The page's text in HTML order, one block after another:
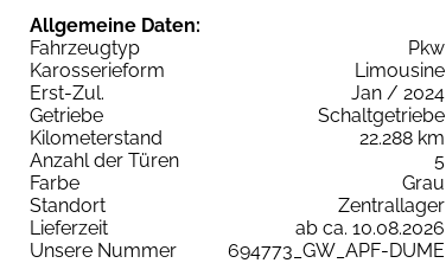
Allgemeine Daten:
Fahrzeugtyp
Pkw
Karosserieform
Limousine
Erst-Zul.
Jan / 2024
Getriebe
Schaltgetriebe
Kilometerstand
22.288 km
Anzahl der Türen
5
Farbe
Grau
Standort
Zentrallager
Lieferzeit
ab ca. 10.08.2026
Unsere Nummer
694773_GW_APF-DUME